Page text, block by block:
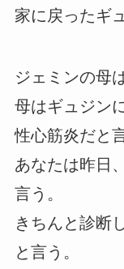
家に戻ったギ
ジェミンの母
母はギュジン
性心筋炎だと
あなたは昨日
言う。
きちんと診断
と言う。